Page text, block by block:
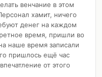
венчание в этом
хамит, ничего
денег на каждом
время, пришли во
наше время записали
пришлось ещё час
от этого